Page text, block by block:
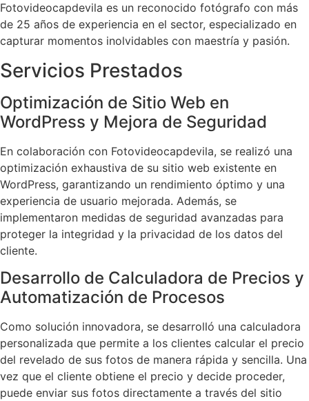
Fotovideocapdevila es un reconocido fotógrafo con más
de 25 años de experiencia en el sector, especializado en
capturar momentos inolvidables con maestría y pasión.
Servicios Prestados
Optimización de Sitio Web en
WordPress y Mejora de Seguridad
En colaboración con Fotovideocapdevila, se realizó una
optimización exhaustiva de su sitio web existente en
WordPress, garantizando un rendimiento óptimo y una
experiencia de usuario mejorada. Además, se
implementaron medidas de seguridad avanzadas para
proteger la integridad y la privacidad de los datos del
cliente.
Desarrollo de Calculadora de Precios y
Automatización de Procesos
Como solución innovadora, se desarrolló una calculadora
personalizada que permite a los clientes calcular el precio
del revelado de sus fotos de manera rápida y sencilla. Una
vez que el cliente obtiene el precio y decide proceder,
puede enviar sus fotos directamente a través del sitio